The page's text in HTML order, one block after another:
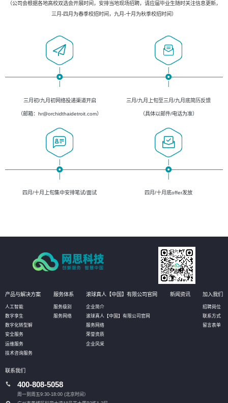
（公司会根据各地高校双选会开展时间，安排当地现场招聘，请应届毕业生随时关注信息更新，
三月-四月为春季校招时间，九月-十月为秋季校招时间）
三月初/九月初网络投递渠道开启
（邮箱：hr@orchidthaidetroit.com）
三月/九月上旬至三月/九月底简历反馈
（具体以邮件/电话为准）
四月/十月上旬集中安排笔试/面试 四月/十月底offer发放
产品与解决方案
人工智能
数字孪生
数字化转型解
安全服务
运维服务
技术咨询服务
服务体系
服务级别
服务网络
滚球真人【中国】有限公司官网
企业简介
滚球真人【中国】有限公司官网
服务网络
荣誉资质
企业风采
新闻资讯 加入我们
招聘岗位
联系方式
留言表单
联系我们
400-808-5058
周一到周五9:30-18:00 (北京时间）